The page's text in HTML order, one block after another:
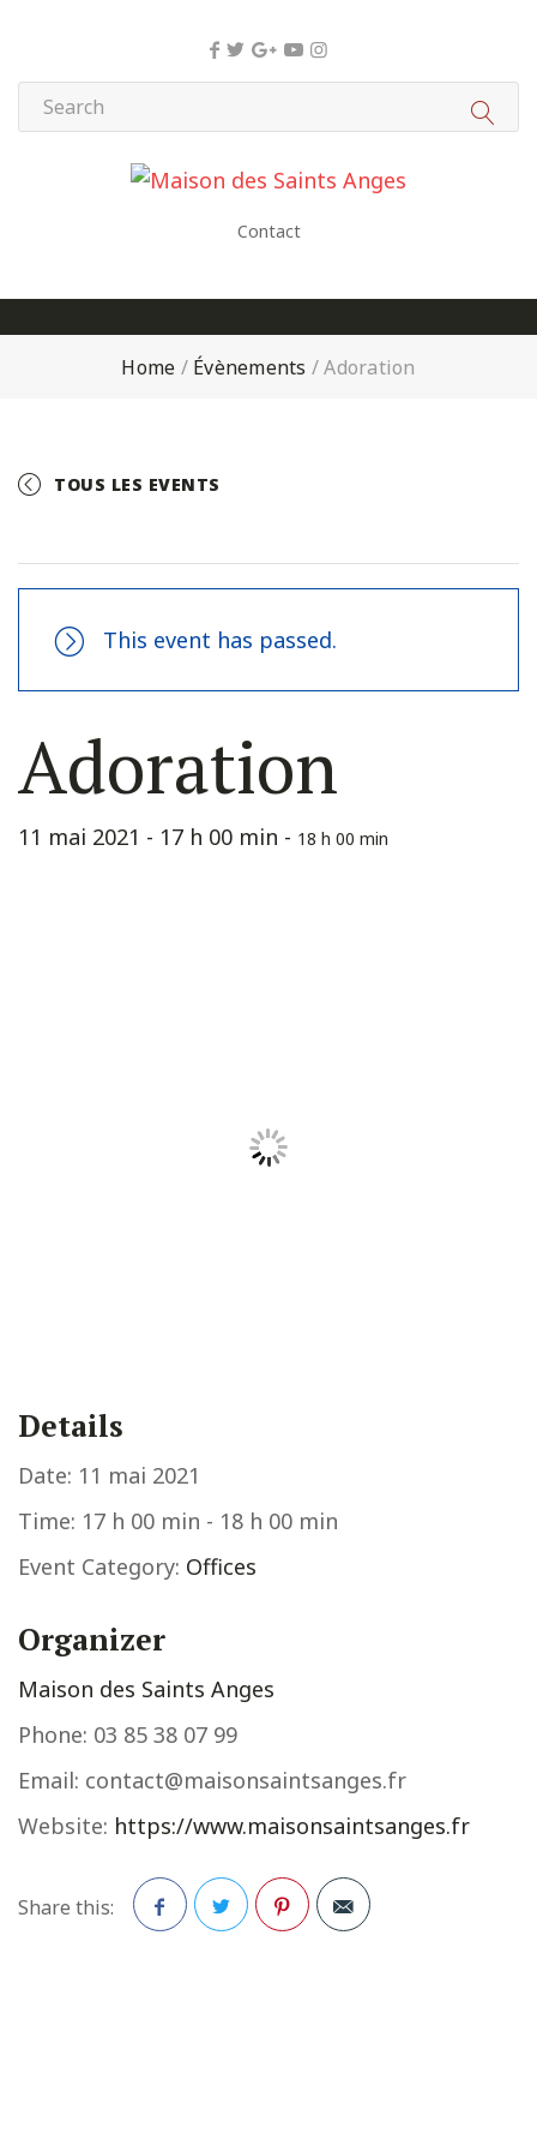
Contact
Home / Évènements /Adoration
TOUS LES EVENTS
This event has passed.
Adoration
11 mai 2021 - 17 h 00 min - 18 h 00 min
Details
Date: 11 mai 2021
Time: 17 h 00 min - 18 h 00 min
Event Category: Offices
Organizer
Maison des Saints Anges
Phone: 03 85 38 07 99
Email: contact@maisonsaintsanges.fr
Website: https://www.maisonsaintsanges.fr
Share this: